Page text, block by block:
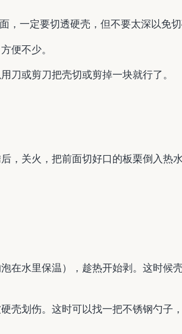
，一定要切透硬壳，但不要太深以免切
便不少。
刀或剪刀把壳切或剪掉一块就行了。
，关火，把前面切好口的板栗倒入热水
在水里保温），趁热开始剥。这时候
壳划伤。这时可以找一把不锈钢勺子